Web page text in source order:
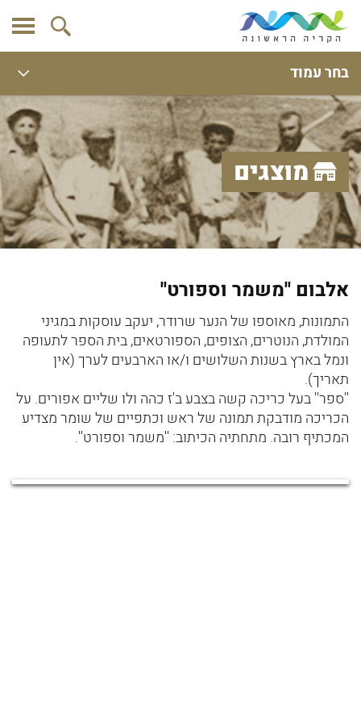
בחר עמוד
מוצגים
אלבום ''משמר וספורט''
התמונות, מאוספו של הנער שרודר, יעקב עוסקות במגיני
המולדת, הנוטרים, הצופים, הספורטאים, בית הספר לתעופה
ונמל בארץ בשנות השלושים ו/או הארבעים לערך (אין
תאריך).
''ספר'' בעל כריכה קשה בצבע ב'ז כהה ולו שליים אפורים. על
הכריכה מודבקת תמונה של ראש וכתפיים של שומר מצדיע
המכתיף רובה. מתחתיה הכיתוב: ''משמר וספורט''.